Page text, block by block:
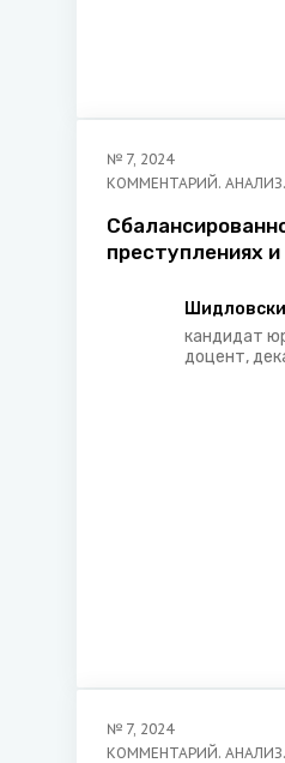
№ 7, 2024
КОММЕНТАРИЙ.
преступлениях и
социальной
уголовнойкандидат
доцент,
№ 7, 2024
КОММЕНТАРИЙ.